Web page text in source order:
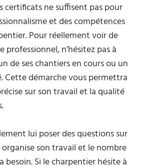
certificats ne suffisent pas pour
et des compétences
Pour réellement voir de
professionnel, n’hésitez pas à
de ses chantiers en cours ou un
Cette démarche vous permettra
sur son travail et la qualité
lui poser des questions sur
son travail et le nombre
besoin. Si le charpentier hésite à